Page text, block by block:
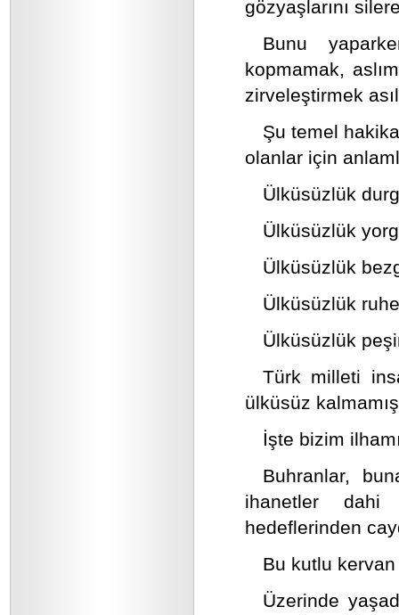
gözyaşlarını
Bunu
kopmamak,
zirveleştirmek
Şu temel
olanlar için
Ülküsüzlük
Ülküsüzlük
Ülküsüzlük
Ülküsüzlük
Ülküsüzlük
Türk milleti
ülküsüz
İşte bizim
Buhranlar,
ihanetler dahi
hedeflerinden
Bu kutlu kervan
Üzerinde